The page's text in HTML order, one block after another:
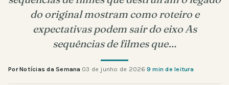
do original mostram como roteiro e
expectativas podem sair do eixo As
sequências de filmes que…
Por Notícias da Semana·03 de junho de 2026·9 min de leitura